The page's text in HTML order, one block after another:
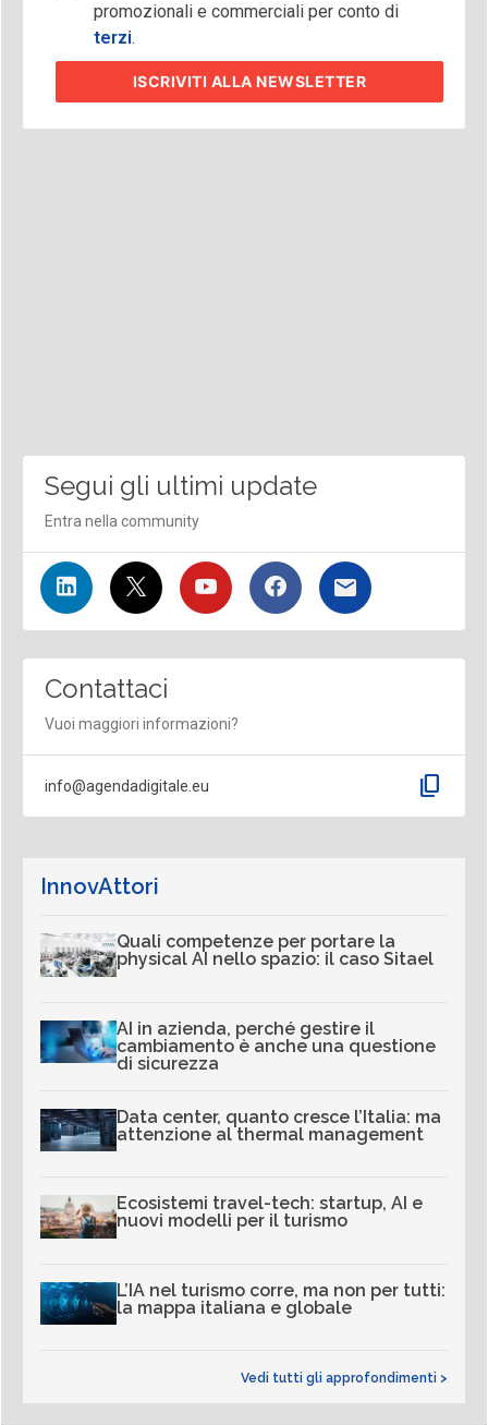
promozionali e commerciali per conto di
terzi.
ISCRIVITI ALLA NEWSLETTER
Segui gli ultimi update
Entra nella community
Contattaci
Vuoi maggiori informazioni?
info@agendadigitale.eu content_copy
InnovAttori
Quali competenze per portare la
physical AI nello spazio: il caso Sitael
AI in azienda, perché gestire il
cambiamento è anche una questione
di sicurezza
Data center, quanto cresce l’Italia: ma
attenzione al thermal management
Ecosistemi travel-tech: startup, AI e
nuovi modelli per il turismo
L’IA nel turismo corre, ma non per tutti:
la mappa italiana e globale
Vedi tutti gli approfondimenti >